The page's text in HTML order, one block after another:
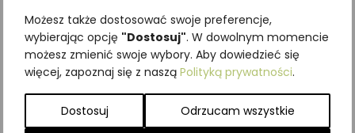
Możesz także dostosować swoje preferencje,
wybierając opcję "Dostosuj". W dowolnym momencie
możesz zmienić swoje wybory. Aby dowiedzieć się
więcej, zapoznaj się z naszą Polityką prywatności.
Dostosuj Odrzucam wszystkie